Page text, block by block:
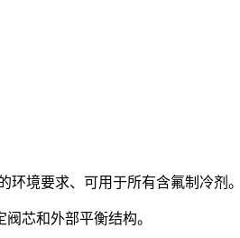
境要求、可用于所有含氟制冷剂。
芯和外部平衡结构。